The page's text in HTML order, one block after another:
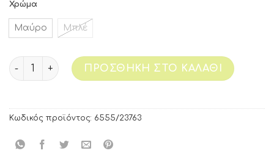
Χρώμα
Μαύρο Μπλέ
ΠΡΟΣΘΉΚΗ ΣΤΟ ΚΑΛΆΘΙ
Κωδικός προϊόντος: 6555/23763